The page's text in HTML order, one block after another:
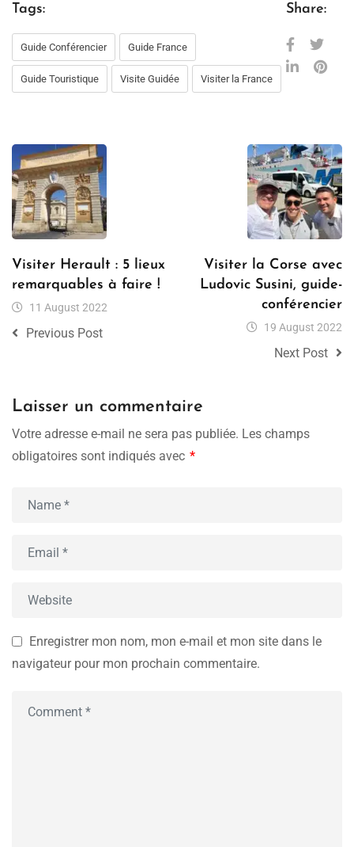
Tags:
Guide Conférencier Guide France
Guide Touristique Visite Guidée Visiter la France
Share:
Visiter Herault : 5 lieux
remarquables à faire !
11 August 2022
Previous Post
Visiter la Corse avec
Ludovic Susini, guide-
conférencier
19 August 2022
Next Post
Laisser un commentaire
Votre adresse e-mail ne sera pas publiée. Les champs
obligatoires sont indiqués avec *
Enregistrer mon nom, mon e-mail et mon site dans le
navigateur pour mon prochain commentaire.